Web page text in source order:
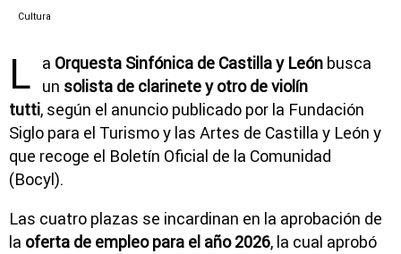
Cultura
L a Orquesta Sinfónica de Castilla y León busca
un solista de clarinete y otro de violín
tutti, según el anuncio publicado por la Fundación
Siglo para el Turismo y las Artes de Castilla y León y
que recoge el Boletín Oficial de la Comunidad
(Bocyl).
Las cuatro plazas se incardinan en la aprobación de
la oferta de empleo para el año 2026, la cual aprobó